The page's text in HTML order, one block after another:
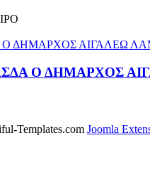
Ο ΔΗΜΑΡΧΟΣ
Templates.com Joomla